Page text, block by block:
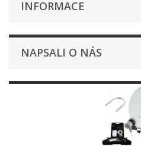
INFORMACE
NAPSALI O NÁS